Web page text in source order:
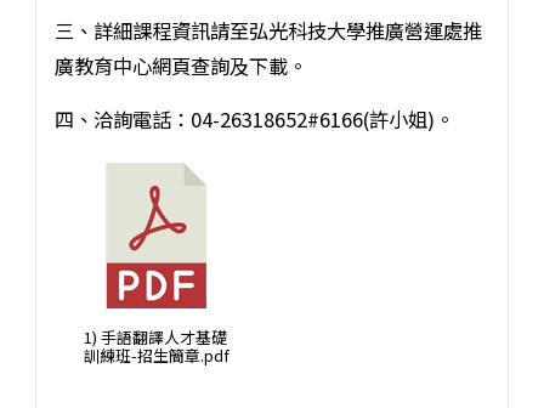
三、詳細課程資訊請至弘光科技大學推廣營運處推
廣教育中心網頁查詢及下載。
四、洽詢電話：04-26318652#6166(許小姐)。
1) 手語翻譯人才基礎
訓練班-招生簡章.pdf